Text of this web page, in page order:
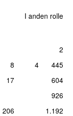
1
I anden rolle
2
8 4
445
17
604
926
206
1.192